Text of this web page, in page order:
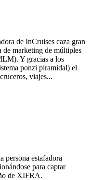
de InCruises caza gran
de marketing de múltiples
Y gracias a los
ponzi piramidal) el
viajes...
persona estafadora
para captar
de XIFRA.